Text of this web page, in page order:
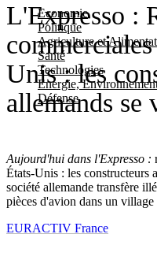
Economie
Politique
Agriculture et
Santé
Technologies
Energie,
Défense
L'Expresso :
Unis : les
allemands se
Aujourd'hui dans l'Expresso :
États-Unis : les constructeurs
société allemande transfère
pièces d'avion dans un village
EURACTIV France